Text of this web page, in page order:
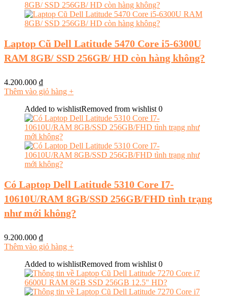
Laptop Cũ Dell Latitude 5470 Core i5-6300U
RAM 8GB/ SSD 256GB/ HD còn hàng không?
4.200.000 ₫
Thêm vào giỏ hàng +
Added to wishlistRemoved from wishlist 0
Có Laptop Dell Latitude 5310 Core I7-
10610U/RAM 8GB/SSD 256GB/FHD tình trạng
như mới không?
9.200.000 ₫
Thêm vào giỏ hàng +
Added to wishlistRemoved from wishlist 0